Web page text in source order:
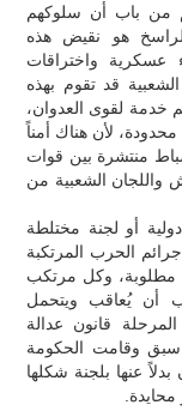
من باب أن سلوكهم
هو نقيض هذه
عسكرية واختراقات
قد تقوم بهذه
خدمة لقوى العدوان،
لأن هناك أمناً
منتشرة بين قوات
واللجان الشعبية من
أو لجنة مختلطة
الحرب المرتكبة
مطلوبة، وكل مرتكب
يُعاقب ويتحمل
قانون عدالة
سبق وقامت الحكومة
عنها بلجنة شكلها